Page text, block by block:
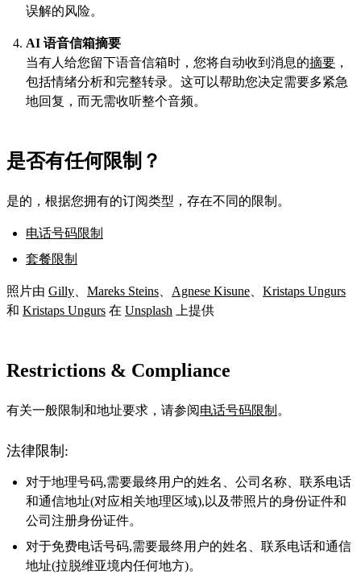
误解的风险。
AI 语音信箱摘要
当有人给您留下语音信箱时，您将自动收到消息的摘要 ，
包括情绪分析和完整转录。这可以帮助您决定需要多紧急
地回复，而无需收听整个音频。
是否有任何限制？
是的，根据您拥有的订阅类型，存在不同的限制。
电话号码限制
套餐限制
照片由 Gilly Mareks Steins Agnese Kisune
Kristaps Ungurs
和 Kristaps Ungurs 在 Unsplash 上提供
Restrictions & Compliance
有关一般限制和地址要求，请参阅电话号码限制 。
法律限制:
对于地理号码,需要最终用户的姓名、公司名称、联系电话
和通信地址(对应相关地理区域),以及带照片的身份证件和
公司注册身份证件。
对于免费电话号码,需要最终用户的姓名、联系电话和通信
地址(拉脱维亚境内任何地方)。